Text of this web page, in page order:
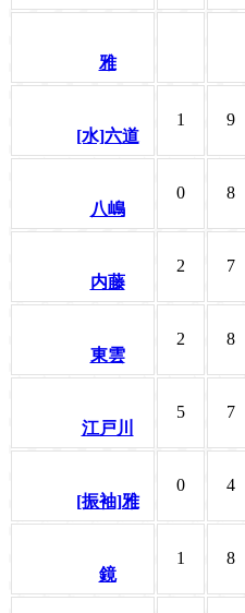
雅
[水]六道
1 9
八嶋
0 8
内藤
2 7
東雲
2 8
江戸川
5 7
[振袖]雅
0 4
鏡
1 8